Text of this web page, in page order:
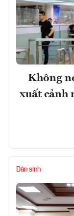
Không
xuất cảnh
Dân sinh